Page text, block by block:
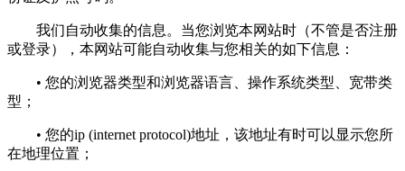
我们自动收集的信息。当您浏览本网站时（不管是否注册
或登录），本网站可能自动收集与您相关的如下信息：
• 您的浏览器类型和浏览器语言、操作系统类型、宽带类
型；
• 您的ip (internet protocol)地址，该地址有时可以显示您所
在地理位置；